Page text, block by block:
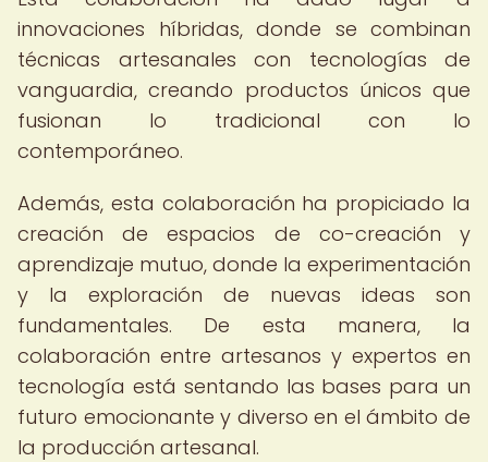
innovaciones híbridas, donde se combinan
técnicas artesanales con tecnologías de
vanguardia, creando productos únicos que
fusionan lo tradicional con lo
contemporáneo.
Además, esta colaboración ha propiciado la
creación de espacios de co-creación y
aprendizaje mutuo, donde la experimentación
y la exploración de nuevas ideas son
fundamentales. De esta manera, la
colaboración entre artesanos y expertos en
tecnología está sentando las bases para un
futuro emocionante y diverso en el ámbito de
la producción artesanal.